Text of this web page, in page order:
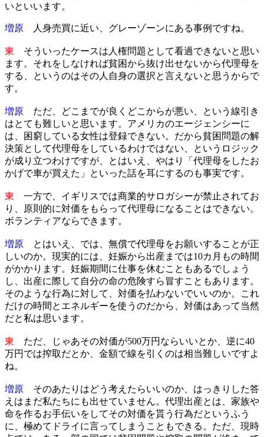
いといいます。
増原 人身売買に近い、グレーゾーンにある事例ですね。
東 そういったケースは人権問題として看過できないと思い
ます。それをしなければ貧困から抜け出せないから代理母を
する、というのはその人自身の選択と言えないと思うからで
す。
増原 ただ、どこまでが良くどこからが悪い、という線引き
はとても難しいと思います。アメリカのエージェンシーに
は、困窮している女性は登録できない。だから貧困問題の解
決策として代理母をしているわけではない、というロジック
が成り立つわけですが、とはいえ、やはり「代理母をしたお
かげで車が買えた」といった話を耳にするのも事実です。
東 一方で、イギリスでは商業的サロガシーが禁止されてお
り、原則的に対価をもらって代理母になることはできない。
ボランティアならできます。
増原 とはいえ、では、無償で代理母をお願いすることが正
しいのか。現実的には、妊娠から出産までは10カ月もの時間
がかかります。妊娠期間に仕事を休むこともあるでしょう
し、出産に際して自分の命の危険すら冒すこともあります。
そのような行為に対して、対価を払わないでいいのか。これ
だけの時間とエネルギーを使うのだから、対価はあって当然
だと私は思います。
東 ただ、じゃあその対価が500万円ならいいとか、逆に40
万円では搾取だとか、金額で線を引くのは相当難しいですよ
ね。
増原 そのあたりはどう考えたらいいのか、はっきりした答
えはまだ私たちにも出せていません。代理出産とは、家族や
命を作るお手伝いをしてその対価を貰う行為だというふう
に、極めてドライに言ってしまうこともできる。ただ、現時